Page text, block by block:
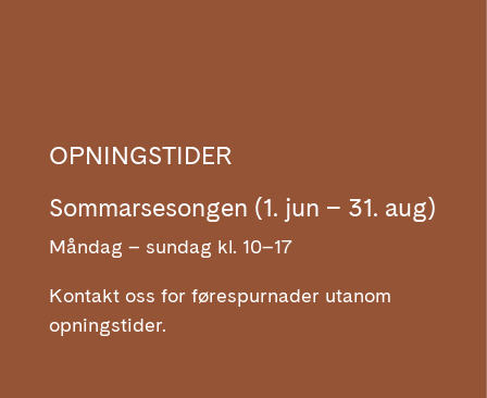
OPNINGSTIDER
Sommarsesongen (1. jun – 31. aug)
Måndag – sundag kl. 10–17
Kontakt oss for førespurnader utanom
opningstider.